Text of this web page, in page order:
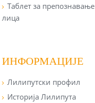
Таблет за препознавање
лица
ИНФОРМАЦИЈЕ
Лилипутски профил
Историја Лилипута